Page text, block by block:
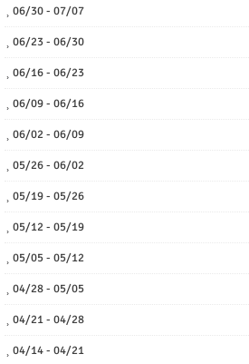
06/30 - 07/07
06/23 - 06/30
06/16 - 06/23
06/09 - 06/16
06/02 - 06/09
05/26 - 06/02
05/19 - 05/26
05/12 - 05/19
05/05 - 05/12
04/28 - 05/05
04/21 - 04/28
04/14 - 04/21